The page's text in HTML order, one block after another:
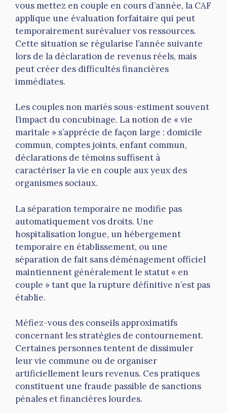
vous mettez en couple en cours d’année, la CAF
applique une évaluation forfaitaire qui peut
temporairement surévaluer vos ressources.
Cette situation se régularise l’année suivante
lors de la déclaration de revenus réels, mais
peut créer des difficultés financières
immédiates.
Les couples non mariés sous-estiment souvent
l’impact du concubinage. La notion de « vie
maritale » s’apprécie de façon large : domicile
commun, comptes joints, enfant commun,
déclarations de témoins suffisent à
caractériser la vie en couple aux yeux des
organismes sociaux.
La séparation temporaire ne modifie pas
automatiquement vos droits. Une
hospitalisation longue, un hébergement
temporaire en établissement, ou une
séparation de fait sans déménagement officiel
maintiennent généralement le statut « en
couple » tant que la rupture définitive n’est pas
établie.
Méfiez-vous des conseils approximatifs
concernant les stratégies de contournement.
Certaines personnes tentent de dissimuler
leur vie commune ou de organiser
artificiellement leurs revenus. Ces pratiques
constituent une fraude passible de sanctions
pénales et financières lourdes.